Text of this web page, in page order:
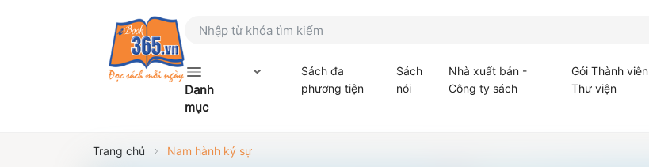
Danh
mục
Sách đa
phương tiện
Sách
nói
Nhà xuất bản -
Công ty sách
Gói Thành viên
Thư viện
Trang chủ Nam hành ký sự